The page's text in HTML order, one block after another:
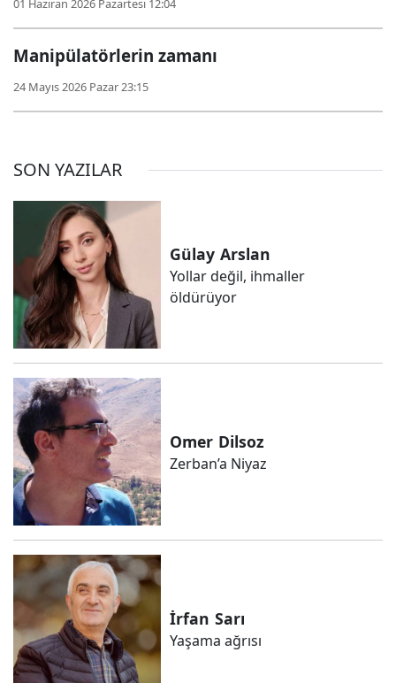
01 Haziran 2026 Pazartesi 12:04
Manipülatörlerin zamanı
24 Mayıs 2026 Pazar 23:15
SON YAZILAR
Gülay Arslan
Yollar değil, ihmaller
öldürüyor
Omer Dilsoz
Zerban’a Niyaz
İrfan Sarı
Yaşama ağrısı